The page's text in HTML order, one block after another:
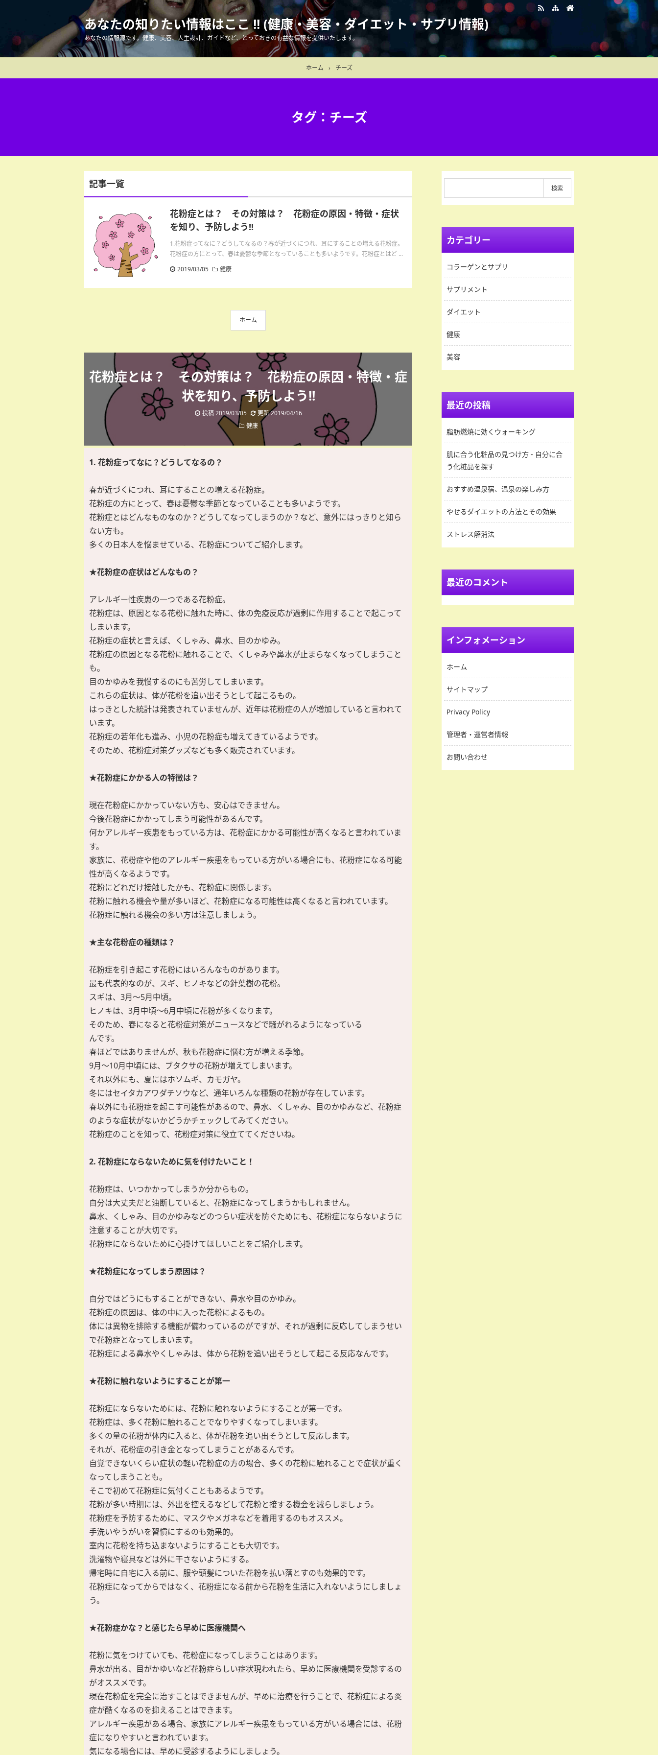
あなたの知りたい情報はここ !! (健康・美容・ダイエット・サプリ情報)
あなたの情報源です。健康、美容、人生設計、ガイドなど、とっておきの有益な情報を提供いたします。
ホーム › チーズ
タグ：チーズ
記事一覧
花粉症とは？ その対策は？ 花粉症の原因・特徴・症状
を知り、予防しよう!!
1.花粉症ってなに？どうしてなるの？春が近づくにつれ、耳にすることの増える花粉症。
花粉症の方にとって、春は憂鬱な季節となっていることも多いようです。花粉症とはど ...
2019/03/05
健康
ホーム
花粉症とは？ その対策は？ 花粉症の原因・特徴・症
状を知り、予防しよう!!
投稿 2019/03/05
更新 2019/04/16
健康
1. 花粉症ってなに？どうしてなるの？
春が近づくにつれ、耳にすることの増える花粉症。
花粉症の方にとって、春は憂鬱な季節となっていることも多いようです。
花粉症とはどんなものなのか？どうしてなってしまうのか？など、意外にはっきりと知ら
ない方も。
多くの日本人を悩ませている、花粉症についてご紹介します。
★花粉症の症状はどんなもの？
アレルギー性疾患の一つである花粉症。
花粉症は、原因となる花粉に触れた時に、体の免疫反応が過剰に作用することで起こって
しまいます。
花粉症の症状と言えば、くしゃみ、鼻水、目のかゆみ。
花粉症の原因となる花粉に触れることで、くしゃみや鼻水が止まらなくなってしまうこと
も。
目のかゆみを我慢するのにも苦労してしまいます。
これらの症状は、体が花粉を追い出そうとして起こるもの。
はっきとした統計は発表されていませんが、近年は花粉症の人が増加していると言われて
います。
花粉症の若年化も進み、小児の花粉症も増えてきているようです。
そのため、花粉症対策グッズなども多く販売されています。
★花粉症にかかる人の特徴は？
現在花粉症にかかっていない方も、安心はできません。
今後花粉症にかかってしまう可能性があるんです。
何かアレルギー疾患をもっている方は、花粉症にかかる可能性が高くなると言われていま
す。
家族に、花粉症や他のアレルギー疾患をもっている方がいる場合にも、花粉症になる可能
性が高くなるようです。
花粉にどれだけ接触したかも、花粉症に関係します。
花粉に触れる機会や量が多いほど、花粉症になる可能性は高くなると言われています。
花粉症に触れる機会の多い方は注意しましょう。
★主な花粉症の種類は？
花粉症を引き起こす花粉にはいろんなものがあります。
最も代表的なのが、スギ、ヒノキなどの針葉樹の花粉。
スギは、3月～5月中頃。
ヒノキは、3月中頃～6月中頃に花粉が多くなります。
そのため、春になると花粉症対策がニュースなどで騒がれるようになっている
んです。
春ほどではありませんが、秋も花粉症に悩む方が増える季節。
9月～10月中頃には、ブタクサの花粉が増えてしまいます。
それ以外にも、夏にはホソムギ、カモガヤ。
冬にはセイタカアワダチソウなど、通年いろんな種類の花粉が存在しています。
春以外にも花粉症を起こす可能性があるので、鼻水、くしゃみ、目のかゆみなど、花粉症
のような症状がないかどうかチェックしてみてください。
花粉症のことを知って、花粉症対策に役立ててくださいね。
2. 花粉症にならないために気を付けたいこと！
花粉症は、いつかかってしまうか分からもの。
自分は大丈夫だと油断していると、花粉症になってしまうかもしれません。
鼻水、くしゃみ、目のかゆみなどのつらい症状を防ぐためにも、花粉症にならないように
注意することが大切です。
花粉症にならないために心掛けてほしいことをご紹介します。
★花粉症になってしまう原因は？
自分ではどうにもすることができない、鼻水や目のかゆみ。
花粉症の原因は、体の中に入った花粉によるもの。
体には異物を排除する機能が備わっているのがですが、それが過剰に反応してしまうせい
で花粉症となってしまいます。
花粉症による鼻水やくしゃみは、体から花粉を追い出そうとして起こる反応なんです。
★花粉に触れないようにすることが第一
花粉症にならないためには、花粉に触れないようにすることが第一です。
花粉症は、多く花粉に触れることでなりやすくなってしまいます。
多くの量の花粉が体内に入ると、体が花粉を追い出そうとして反応します。
それが、花粉症の引き金となってしまうことがあるんです。
自覚できないくらい症状の軽い花粉症の方の場合、多くの花粉に触れることで症状が重く
なってしまうことも。
そこで初めて花粉症に気付くこともあるようです。
花粉が多い時期には、外出を控えるなどして花粉と接する機会を減らしましょう。
花粉症を予防するために、マスクやメガネなどを着用するのもオススメ。
手洗いやうがいを習慣にするのも効果的。
室内に花粉を持ち込まないようにすることも大切です。
洗濯物や寝具などは外に干さないようにする。
帰宅時に自宅に入る前に、服や頭髪についた花粉を払い落とすのも効果的です。
花粉症になってからではなく、花粉症になる前から花粉を生活に入れないようにしましょ
う。
★花粉症かな？と感じたら早めに医療機関へ
花粉に気をつけていても、花粉症になってしまうことはあります。
鼻水が出る、目がかゆいなど花粉症らしい症状現われたら、早めに医療機関を受診するの
がオススメです。
現在花粉症を完全に治すことはできませんが、早めに治療を行うことで、花粉症による炎
症が酷くなるのを抑えることはできます。
アレルギー疾患がある場合、家族にアレルギー疾患をもっている方がいる場合には、花粉
症になりやすいと言われています。
気になる場合には、早めに受診するようにしましょう。
カテゴリー
コラーゲンとサプリ
サプリメント
ダイエット
健康
美容
最近の投稿
脂肪燃焼に効くウォーキング
肌に合う化粧品の見つけ方 - 自分に合
う化粧品を探す
おすすめ温泉宿、温泉の楽しみ方
やせるダイエットの方法とその効果
ストレス解消法
最近のコメント
インフォメーション
ホーム
サイトマップ
Privacy Policy
管理者・運営者情報
お問い合わせ